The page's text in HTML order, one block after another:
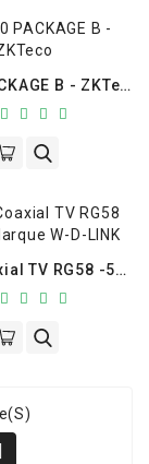
C3-400 PACKAGE B - ZKTeco
Câble Coaxial TV RG58 -500M- Marque W-D-LINK